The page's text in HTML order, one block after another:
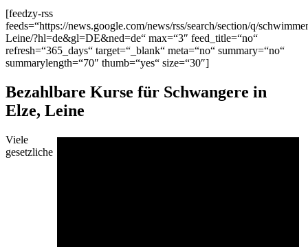
[feedzy-rss
feeds=“https://news.google.com/news/rss/search/section/q/
Leine/?hl=de&gl=DE&ned=de“ max=“3″ feed_title=“no“
refresh=“365_days“ target=“_blank“ meta=“no“ summary=“no“
summarylength=“70″ thumb=“yes“ size=“30″]
Bezahlbare Kurse für Schwangere in
Elze, Leine
Viele
gesetzliche